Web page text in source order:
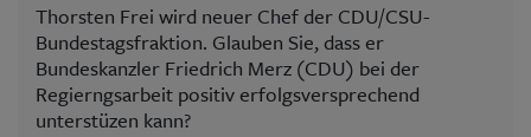
Thorsten Frei wird neuer Chef der CDU/CSU-
Bundestagsfraktion. Glauben Sie, dass er
Bundeskanzler Friedrich Merz (CDU) bei der
Regierngsarbeit positiv erfolgsversprechend
unterstüzen kann?